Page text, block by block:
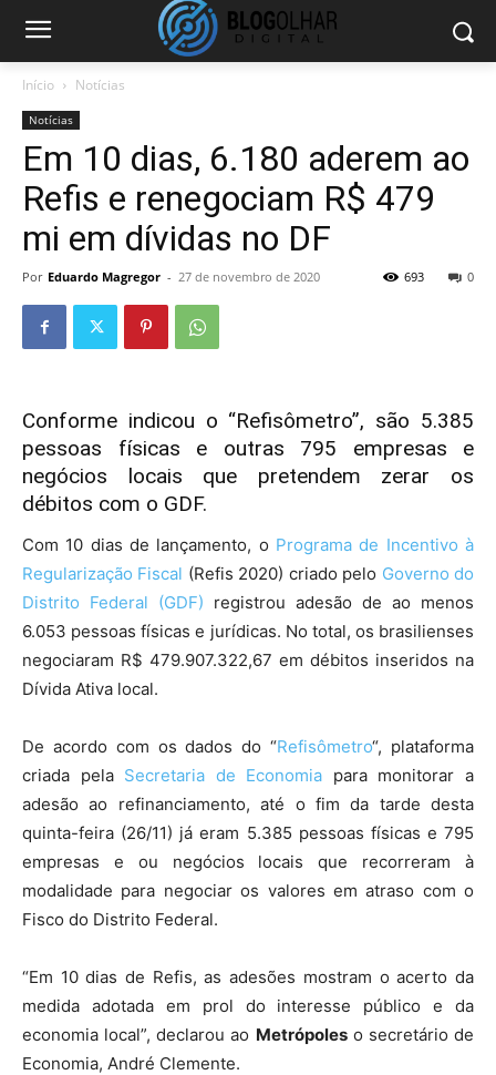
Início Notícias
Notícias
Em 10 dias, 6.180 aderem ao
Refis e renegociam R$ 479
mi em dívidas no DF
Por Eduardo Magregor - 27 de novembro de 2020 0
693
Conforme indicou o “Refisômetro”, são 5.385
pessoas físicas e outras 795 empresas e
negócios locais que pretendem zerar os
débitos com o GDF.
Com 10 dias de lançamento, o Programa de Incentivo à
Regularização Fiscal (Refis 2020) criado pelo Governo do
Distrito Federal (GDF) registrou adesão de ao menos
6.053 pessoas físicas e jurídicas. No total, os brasilienses
negociaram R$ 479.907.322,67 em débitos inseridos na
Dívida Ativa local.
De acordo com os dados do “Refisômetro“, plataforma
criada pela Secretaria de Economia para monitorar a
adesão ao refinanciamento, até o fim da tarde desta
quinta-feira (26/11) já eram 5.385 pessoas físicas e 795
empresas e ou negócios locais que recorreram à
modalidade para negociar os valores em atraso com o
Fisco do Distrito Federal.
“Em 10 dias de Refis, as adesões mostram o acerto da
medida adotada em prol do interesse público e da
economia local”, declarou ao Metrópoleso secretário de
Economia, André Clemente.